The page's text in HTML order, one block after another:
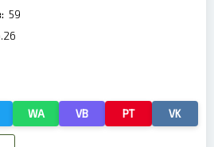
59
WA VB PT VK